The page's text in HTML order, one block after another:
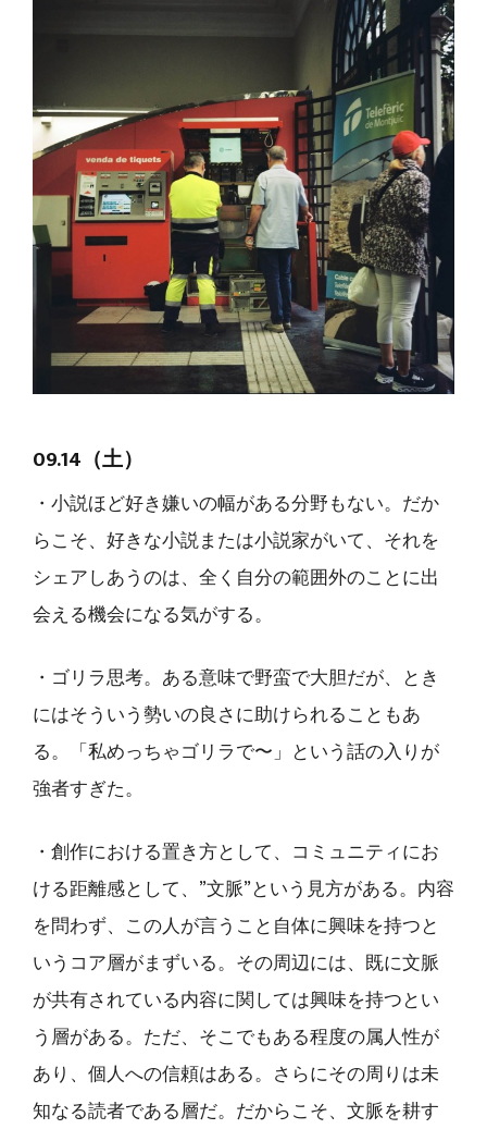
09.14（土）
・小説ほど好き嫌いの幅がある分野もない。だか
らこそ、好きな小説または小説家がいて、それを
シェアしあうのは、全く自分の範囲外のことに出
会える機会になる気がする。
・ゴリラ思考。ある意味で野蛮で大胆だが、とき
にはそういう勢いの良さに助けられることもあ
る。「私めっちゃゴリラで〜」という話の入りが
強者すぎた。
・創作における置き方として、コミュニティにお
ける距離感として、”文脈”という見方がある。内容
を問わず、この人が言うこと自体に興味を持つと
いうコア層がまずいる。その周辺には、既に文脈
が共有されている内容に関しては興味を持つとい
う層がある。ただ、そこでもある程度の属人性が
あり、個人への信頼はある。さらにその周りは未
知なる読者である層だ。だからこそ、文脈を耕す